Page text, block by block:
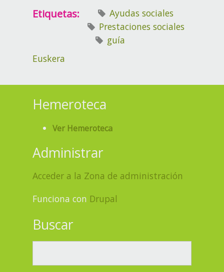
Etiquetas:
Ayudas sociales
Prestaciones sociales
guía
Euskera
Hemeroteca
Ver Hemeroteca
Administrar
Acceder a la Zona de administración
Funciona con Drupal
Buscar